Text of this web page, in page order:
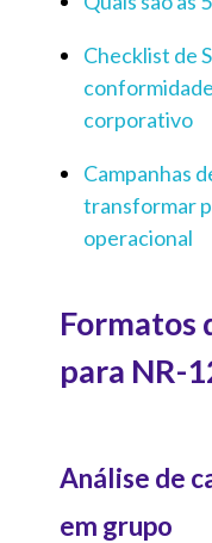
Checklist de
corporativo
Campanhas
transformar
operacional
Formatos
para NR-
Análise de
em grupo